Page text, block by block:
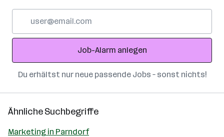
Adresse
Job-Alarm anlegen
Du erhältst nur neue passende Jobs – sonst nichts!
Ähnliche Suchbegriffe
Marketing in Parndorf